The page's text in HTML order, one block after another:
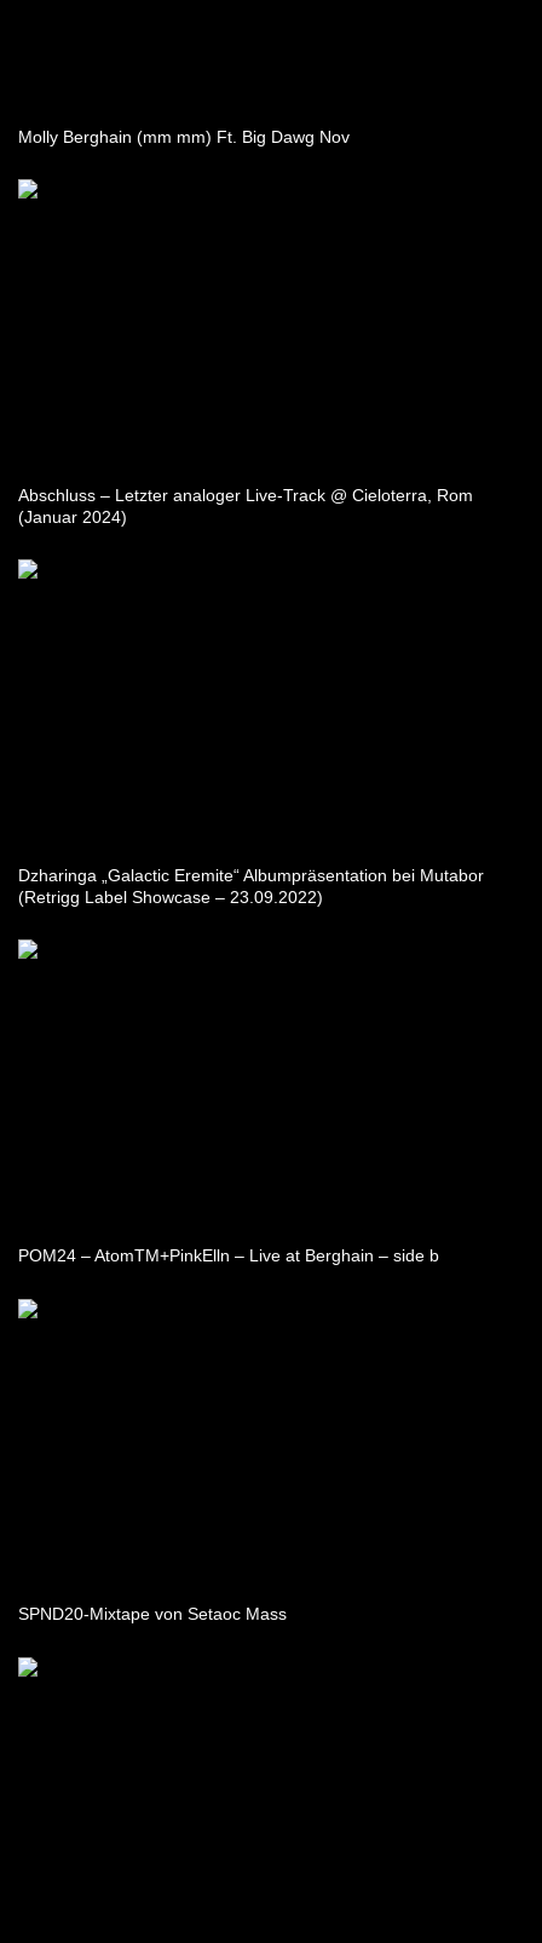
Molly Berghain (mm mm) Ft. Big Dawg Nov
Abschluss – Letzter analoger Live-Track @ Cieloterra, Rom
(Januar 2024)
Dzharinga „Galactic Eremite“ Albumpräsentation bei Mutabor
(Retrigg Label Showcase – 23.09.2022)
POM24 – AtomTM+PinkElln – Live at Berghain – side b
SPND20-Mixtape von Setaoc Mass